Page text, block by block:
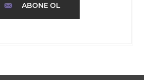
ABONE OL